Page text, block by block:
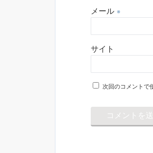
メール ※
サイト
次回のコメントで